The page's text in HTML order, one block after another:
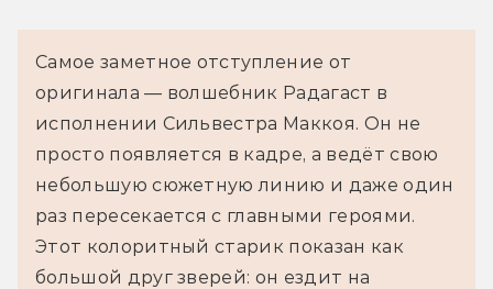
Самое заметное отступление от
оригинала — волшебник Радагаст в
исполнении Сильвестра Маккоя. Он не
просто появляется в кадре, а ведёт свою
небольшую сюжетную линию и даже один
раз пересекается с главными героями.
Этот колоритный старик показан как
большой друг зверей: он ездит на